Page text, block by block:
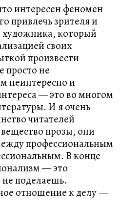
интересен феномен
привлечь зрителя и
который
своих
произвести
просто не
неинтересно и
— это во многом
И я очень
читателей
прозы, они
профессиональным
В конце
— это
поделаешь.
отношение к делу —